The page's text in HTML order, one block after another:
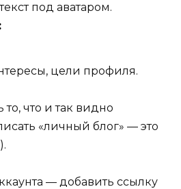
под аватаром.
цели профиля.
что и так видно
«личный блог» — это
— добавить ссылку